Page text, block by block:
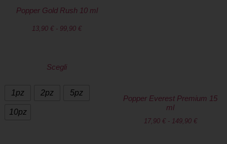
Popper Gold Rush 10 ml
13,90 € - 99,90 €
Scegli
1pz 2pz 5pz
10pz
Popper Everest Premium 15
ml
17,90 € - 149,90 €